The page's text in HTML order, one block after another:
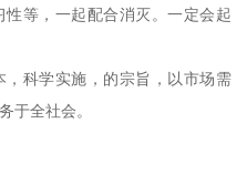
等，一起配合消灭。一定会起
科学实施，的宗旨，以市场需
于全社会。